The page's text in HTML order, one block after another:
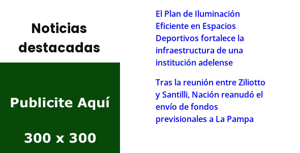
Noticias
destacadas
El Plan de Iluminación
Eficiente en Espacios
Deportivos fortalece la
infraestructura de una
institución adelense
Tras la reunión entre Ziliotto
y Santilli, Nación reanudó el
envío de fondos
previsionales a La Pampa